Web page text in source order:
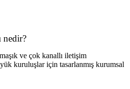
nedir?
ve çok kanallı iletişim
kuruluşlar için tasarlanmış kurumsal